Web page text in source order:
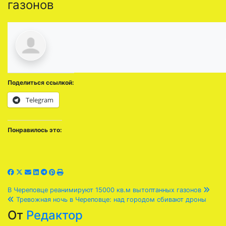
газонов
Поделиться ссылкой:
Telegram
Понравилось это:
Навигация
по
В Череповце реанимируют 15000 кв.м вытоптанных газонов
Тревожная ночь в Череповце: над городом сбивают дроны
От Редактор